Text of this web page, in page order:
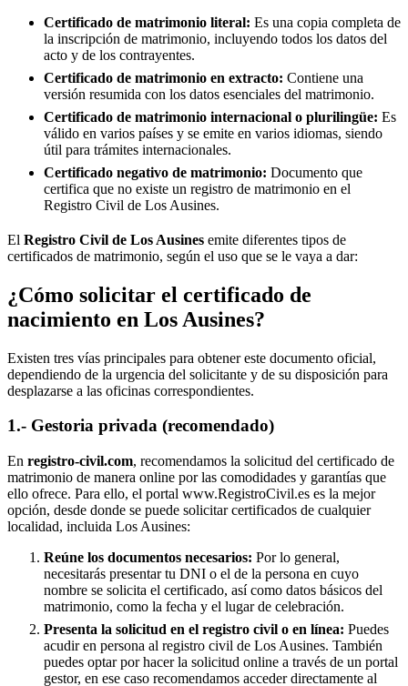
Certificado de matrimonio literal: Es una copia completa de
la inscripción de matrimonio, incluyendo todos los datos del
acto y de los contrayentes.
Certificado de matrimonio en extracto: Contiene una
versión resumida con los datos esenciales del matrimonio.
Certificado de matrimonio internacional o plurilingüe: Es
válido en varios países y se emite en varios idiomas, siendo
útil para trámites internacionales.
Certificado negativo de matrimonio: Documento que
certifica que no existe un registro de matrimonio en el
Registro Civil de Los Ausines.
El Registro Civil de Los Ausines emite diferentes tipos de
certificados de matrimonio, según el uso que se le vaya a dar:
¿Cómo solicitar el certificado de
nacimiento en Los Ausines?
Existen tres vías principales para obtener este documento oficial,
dependiendo de la urgencia del solicitante y de su disposición para
desplazarse a las oficinas correspondientes.
1.- Gestoria privada (recomendado)
En registro-civil.com, recomendamos la solicitud del certificado de
matrimonio de manera online por las comodidades y garantías que
ello ofrece. Para ello, el portal www.RegistroCivil.es es la mejor
opción, desde donde se puede solicitar certificados de cualquier
localidad, incluida Los Ausines:
Reúne los documentos necesarios: Por lo general,
necesitarás presentar tu DNI o el de la persona en cuyo
nombre se solicita el certificado, así como datos básicos del
matrimonio, como la fecha y el lugar de celebración.
Presenta la solicitud en el registro civil o en línea: Puedes
acudir en persona al registro civil de Los Ausines. También
puedes optar por hacer la solicitud online a través de un portal
gestor, en ese caso recomendamos acceder directamente al